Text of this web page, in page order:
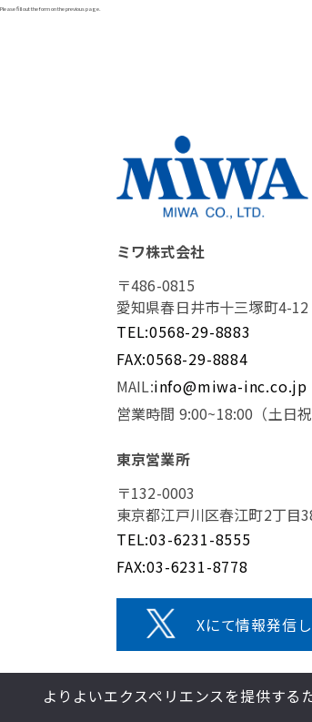
Please fill out the form on the previous page.
ミワ株式会社
〒486-0815
愛知県春日井市十三塚町4-12
TEL:0568-29-8883
FAX:0568-29-8884
MAIL:info@miwa-inc.co.jp
営業時間 9:00~18:00（土日祝
東京営業所
〒132-0003
東京都江戸川区春江町2丁目
TEL:03-6231-8555
FAX:03-6231-8778
Xにて情報発信
よりよいエクスペリエンスを提供す